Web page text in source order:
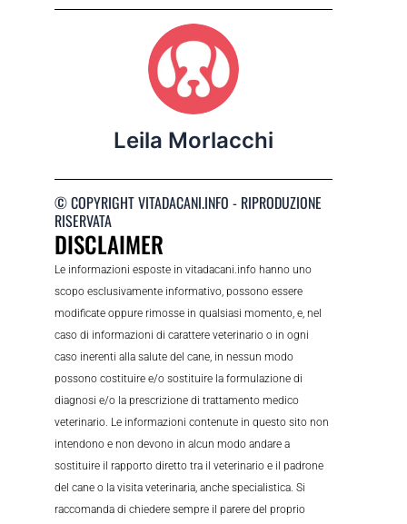
Leila Morlacchi
© COPYRIGHT VITADACANI.INFO - RIPRODUZIONE
RISERVATA
DISCLAIMER
Le informazioni esposte in vitadacani.info hanno uno
scopo esclusivamente informativo, possono essere
modificate oppure rimosse in qualsiasi momento, e, nel
caso di informazioni di carattere veterinario o in ogni
caso inerenti alla salute del cane, in nessun modo
possono costituire e/o sostituire la formulazione di
diagnosi e/o la prescrizione di trattamento medico
veterinario. Le informazioni contenute in questo sito non
intendono e non devono in alcun modo andare a
sostituire il rapporto diretto tra il veterinario e il padrone
del cane o la visita veterinaria, anche specialistica. Si
raccomanda di chiedere sempre il parere del proprio